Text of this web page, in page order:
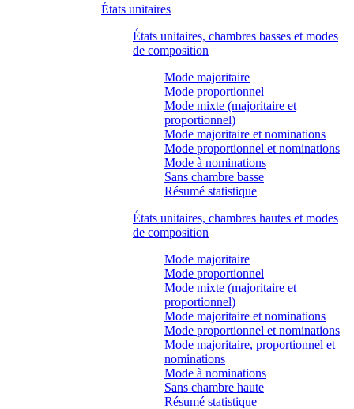
États unitaires
États unitaires, chambres basses et modes
de composition
Mode majoritaire
Mode proportionnel
Mode mixte (majoritaire et
proportionnel)
Mode majoritaire et nominations
Mode proportionnel et nominations
Mode à nominations
Sans chambre basse
Résumé statistique
États unitaires, chambres hautes et modes
de composition
Mode majoritaire
Mode proportionnel
Mode mixte (majoritaire et
proportionnel)
Mode majoritaire et nominations
Mode proportionnel et nominations
Mode majoritaire, proportionnel et
nominations
Mode à nominations
Sans chambre haute
Résumé statistique